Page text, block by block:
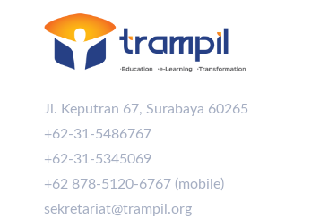
Jl. Keputran 67, Surabaya 60265
+62-31-5486767
+62-31-5345069
+62 878-5120-6767 (mobile)
sekretariat@trampil.org